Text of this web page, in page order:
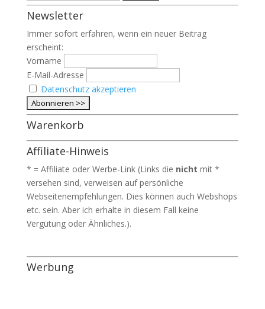
nach:
Newsletter
Immer sofort erfahren, wenn ein neuer Beitrag
erscheint:
Vorname
E-Mail-Adresse
Datenschutz akzeptieren
Warenkorb
Affiliate-Hinweis
* = Affiliate oder Werbe-Link (Links die nicht mit *
versehen sind, verweisen auf persönliche
Webseitenempfehlungen. Dies können auch Webshops
etc. sein. Aber ich erhalte in diesem Fall keine
Vergütung oder Ähnliches.).
Werbung